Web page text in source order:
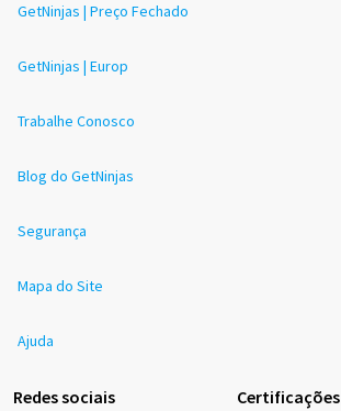
GetNinjas | Preço Fechado
GetNinjas | Europ
Trabalhe Conosco
Blog do GetNinjas
Segurança
Mapa do Site
Ajuda
Redes sociais Certificações